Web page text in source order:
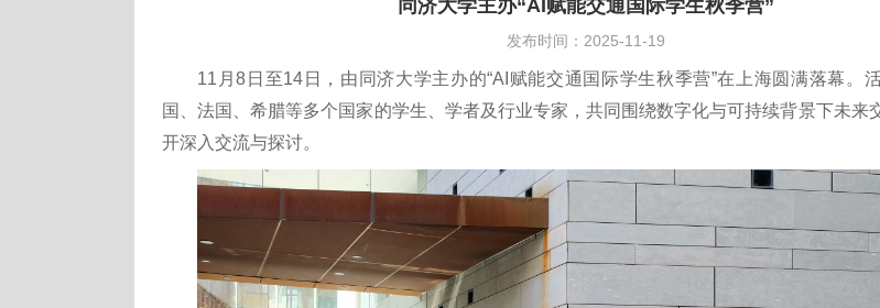
同济大学主办“AI赋能交通国际学生秋季营”
发布时间：2025-11-19
11月8日至14日，由同济大学主办的“AI赋能交通国际学生秋季营”在上海圆满落幕。
国、法国、希腊等多个国家的学生、学者及行业专家，共同围绕数字化与可持续背景下未来
开深入交流与探讨。